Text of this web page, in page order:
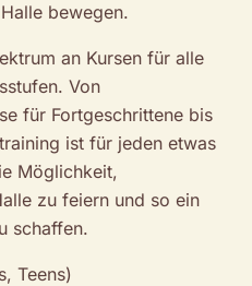
bewegen.
an Kursen für alle
Von
für Fortgeschrittene bis
ist für jeden etwas
Möglichkeit,
zu feiern und so ein
schaffen.
Teens)